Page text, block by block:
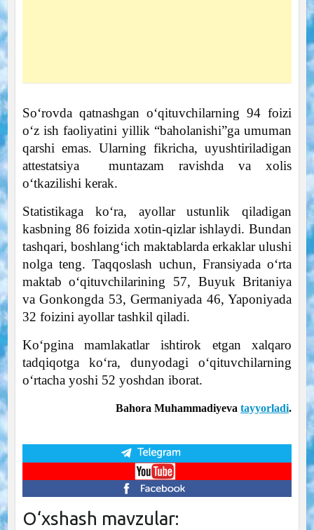
So‘rovda qatnashgan o‘qituvchilarning 94 foizi
o‘z ish faoliyatini yillik “baholanishi”ga umuman
qarshi emas. Ularning fikricha, uyushtiriladigan
attestatsiya muntazam ravishda va xolis
o‘tkazilishi kerak.
Statistikaga ko‘ra, ayollar ustunlik qiladigan
kasbning 86 foizida xotin-qizlar ishlaydi. Bundan
tashqari, boshlang‘ich maktablarda erkaklar ulushi
nolga teng. Taqqoslash uchun, Fransiyada o‘rta
maktab o‘qituvchilarining 57, Buyuk Britaniya
va Gonkongda 53, Germaniyada 46, Yaponiyada
32 foizini ayollar tashkil qiladi.
Ko‘pgina mamlakatlar ishtirok etgan xalqaro
tadqiqotga ko‘ra, dunyodagi o‘qituvchilarning
o‘rtacha yoshi 52 yoshdan iborat.
Bahora Muhammadiyevatayyorladi.
O‘xshash mavzular: